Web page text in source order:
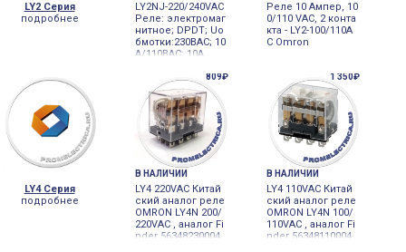
LY2 Серия
подробнее
LY2NJ-220/240VAC
Реле: электромаг
нитное; DPDT; Uо
бмотки:230ВAC; 10
A/110ВAC; 10А
Реле 10 Ампер, 10
0/110 VAC, 2 конта
кта - LY2-100/110A
C Omron
LY4 Серия
подробнее
809₽
В НАЛИЧИИ
LY4 220VAC Китай
ский аналог реле
OMRON LY4N 200/
220VAC , аналог Fi
nder 56348230004
1 350₽
В НАЛИЧИИ
LY4 110VAC Китай
ский аналог реле
OMRON LY4N 100/
110VAC , аналог Fi
nder 56348110004